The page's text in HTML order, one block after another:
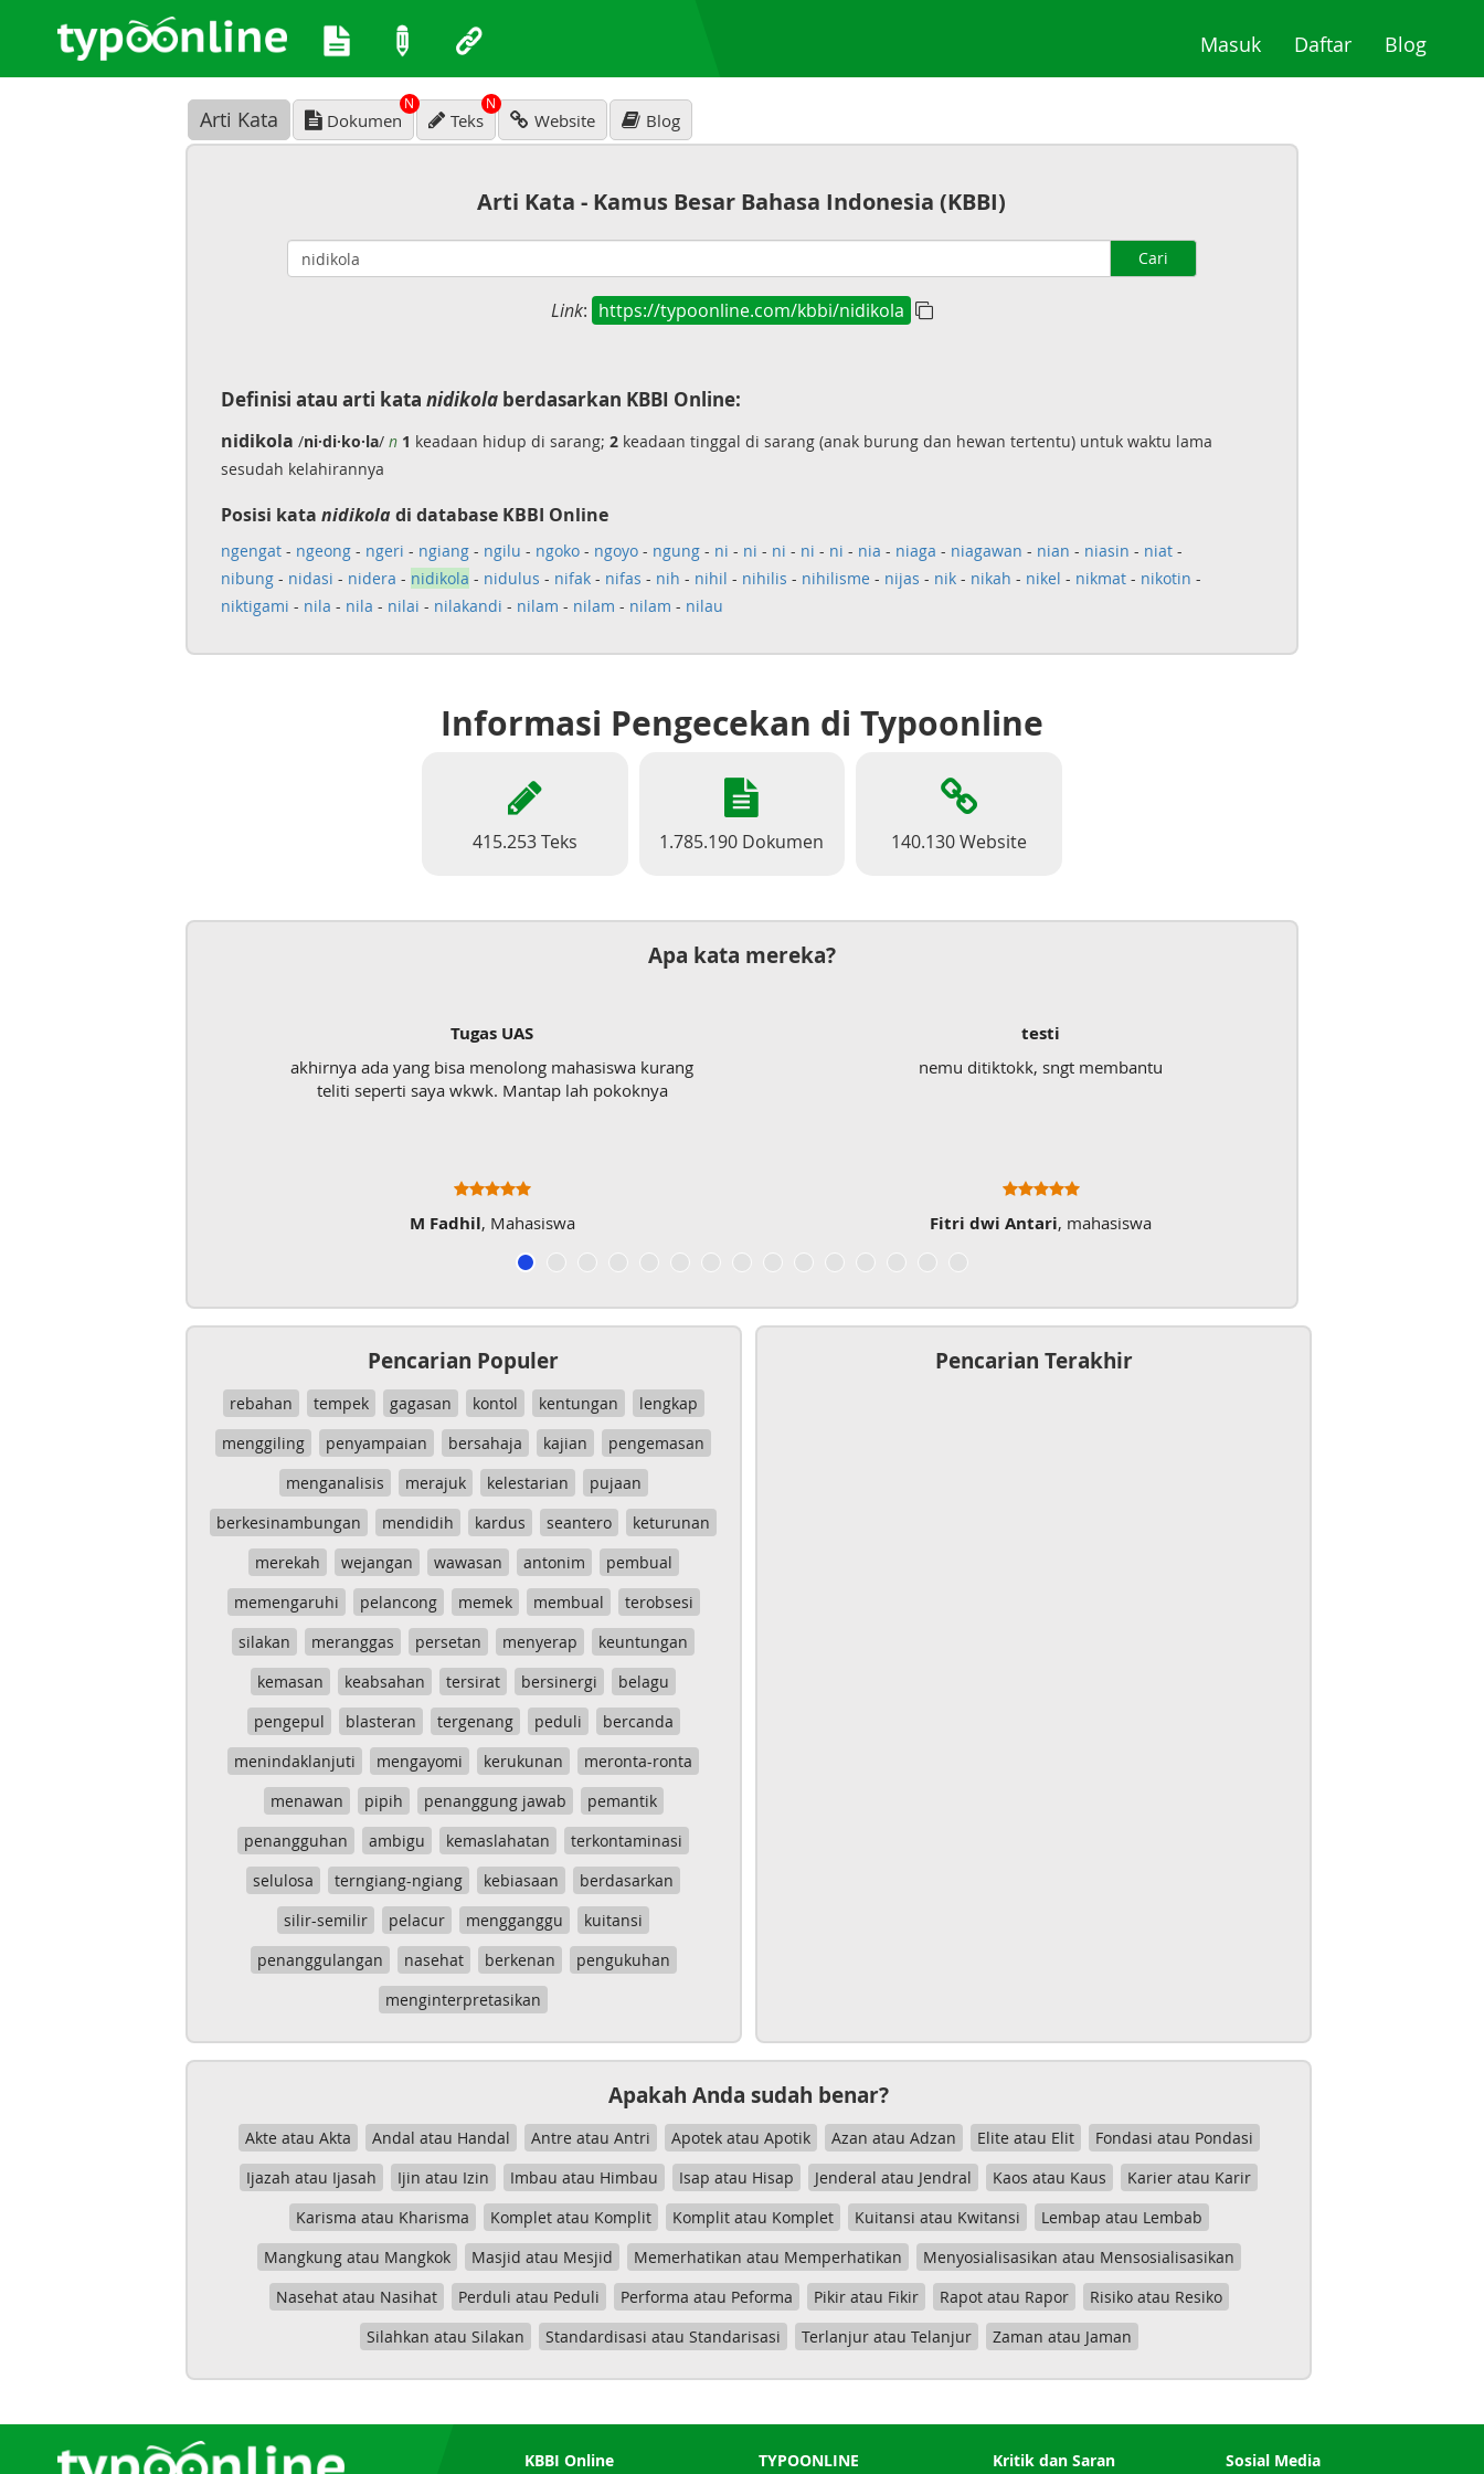
Masuk(current)
Daftar(current)
Blog
Arti Kata Dokumen
N
Teks
N
Website Blog
Arti Kata - Kamus Besar Bahasa Indonesia (KBBI)
Cari
Link: https://typoonline.com/kbbi/nidikola
Definisi atau arti kata nidikolaberdasarkan KBBI Online:
nidikola /ni·di·ko·la/ n 1 keadaan hidup di sarang; 2keadaan tinggal di sarang (anak burung dan hewan tertentu) untuk waktu lama
sesudah kelahirannya
Posisi kata nidikoladi database KBBI Online
ngengat- ngeong- ngeri - ngiang- ngilu - ngoko- ngoyo- ngung- ni - ni - ni - ni - ni - nia - niaga - niagawan - nian - niasin - niat-
nibung- nidasi - nidera - nidikola - nidulus - nifak- nifas - nih - nihil - nihilis - nihilisme - nijas - nik- nikah - nikel - nikmat- nikotin -
niktigami - nila - nila - nilai - nilakandi - nilam - nilam - nilam - nilau
Informasi Pengecekan di Typoonline
415.253 Teks 1.785.190 Dokumen 140.130 Website
Apa kata mereka?
Tugas UAS
akhirnya ada yang bisa menolong mahasiswa kurang
teliti seperti saya wkwk. Mantap lah pokoknya
M Fadhil, Mahasiswa
testi
nemu ditiktokk, sngt membantu
Fitri dwi Antari, mahasiswa
Pencarian Populer
rebahan tempek gagasan kontol kentungan
lengkap
menggiling
penyampaian bersahaja kajian
pengemasan
menganalisis
merajuk kelestarian
pujaan
berkesinambungan
mendidih kardus seantero
keturunan
merekah
wejangan wawasan antonim
pembual
memengaruhi
pelancong memek membual
terobsesi
silakan
meranggas persetan menyerap
keuntungan
kemasan
keabsahan tersirat bersinergi
belagu
pengepul
blasteran tergenang peduli
bercanda
menindaklanjuti
mengayomi kerukunan
meronta-ronta
menawan
pipih penanggung jawab
pemantik
penangguhan
ambigu kemaslahatan
terkontaminasi
selulosa
terngiang-ngiang kebiasaan
berdasarkan
silir-semilir
pelacur mengganggu
kuitansi
penanggulangan
nasehat berkenan
pengukuhan
menginterpretasikan
Pencarian Terakhir
Apakah Anda sudah benar?
Akte atau Akta Andal atau Handal Antre atau Antri Apotek atau Apotik Azan atau Adzan Elite atau Elit
Fondasi atau Pondasi
Ijazah atau Ijasah
Ijin atau Izin Imbau atau Himbau Isap atau Hisap Jenderal atau Jendral Kaos atau Kaus
Karier atau Karir
Karisma atau Kharisma
Komplet atau Komplit Komplit atau Komplet Kuitansi atau Kwitansi
Lembap atau Lembab
Mangkung atau Mangkok
Masjid atau Mesjid Memerhatikan atau Memperhatikan
Menyosialisasikan atau Mensosialisasikan
Nasehat atau Nasihat
Perduli atau Peduli Performa atau Peforma Pikir atau Fikir Rapot atau Rapor
Risiko atau Resiko
Silahkan atau Silakan
Standardisasi atau Standarisasi Terlanjur atau Telanjur Zaman atau Jaman
KBBI Online TYPOONLINE Kritik dan Saran Sosial Media